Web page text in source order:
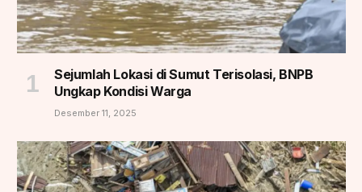
Sejumlah Lokasi di Sumut Terisolasi, BNPB
Ungkap Kondisi Warga
Desember 11, 2025